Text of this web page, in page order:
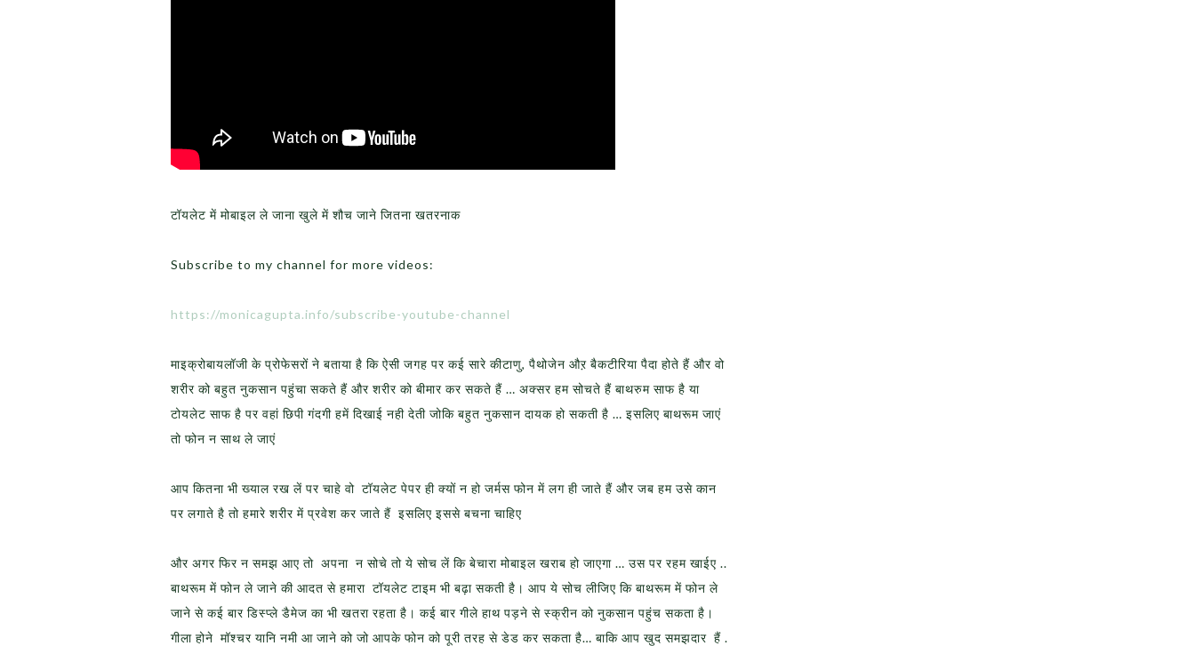
टॉयलेट में मोबाइल ले जाना खुले में शौच जाने जितना खतरनाक
Subscribe to my channel for more videos:
https://monicagupta.info/subscribe-youtube-channel
माइक्रोबायलॉजी के प्रोफेसरों ने बताया है कि ऐसी जगह पर कई सारे कीटाणु, पैथोजेन औऱ बैकटीरिया पैदा होते हैं और वो
शरीर को बहुत नुकसान पहुंचा सकते हैं और शरीर को बीमार कर सकते हैं … अक्सर हम सोचते हैं बाथरुम साफ है या
टोयलेट साफ है पर वहां छिपी गंदगी हमें दिखाई नही देती जोकि बहुत नुकसान दायक हो सकती है … इसलिए बाथरूम जाएं
तो फोन न साथ ले जाएं
आप कितना भी ख्याल रख लें पर चाहे वो टॉयलेट पेपर ही क्यों न हो जर्मस फोन में लग ही जाते हैं और जब हम उसे कान
पर लगाते है तो हमारे शरीर में प्रवेश कर जाते हैं इसलिए इससे बचना चाहिए
और अगर फिर न समझ आए तो अपना न सोचे तो ये सोच लें कि बेचारा मोबाइल खराब हो जाएगा … उस पर रहम खाईए ..
बाथरूम में फोन ले जाने की आदत से हमारा टॉयलेट टाइम भी बढ़ा सकती है। आप ये सोच लीजिए कि बाथरूम में फोन ले
जाने से कई बार डिस्प्ले डैमेज का भी खतरा रहता है। कई बार गीले हाथ पड़ने से स्क्रीन को नुकसान पहुंच सकता है।
गीला होने मॉश्चर यानि नमी आ जाने को जो आपके फोन को पूरी तरह से डेड कर सकता है… बाकि आप खुद समझदार हैं .